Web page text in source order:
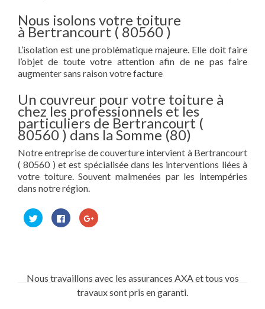
Nous isolons votre toiture
à Bertrancourt ( 80560 )
L’isolation est une problèmatique majeure. Elle doit faire
l’objet de toute votre attention afin de ne pas faire
augmenter sans raison votre facture
Un couvreur pour votre toiture à
chez les professionnels et les
particuliers de Bertrancourt (
80560 ) dans la Somme (80)
Notre entreprise de couverture intervient à Bertrancourt
( 80560 ) et est spécialisée dans les interventions liées à
votre toiture. Souvent malmenées par les intempéries
dans notre région.
Cliquez
pour
partager
Cliquez
pour
partager
Cliquez
pour
fenêtre)
Nous travaillons avec les assurances AXA et tous vos
travaux sont pris en garanti.